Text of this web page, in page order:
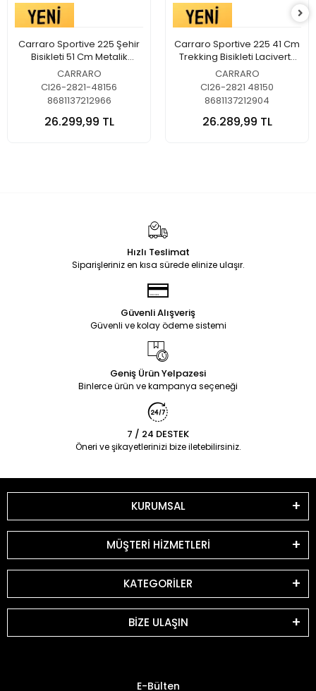
Carraro Sportive 225 Şehir
Bisikleti 51 Cm Metalik
Lacivert-Gümüş
CARRARO
CI26-2821-48156
8681137212966
26.299,99 TL
Carraro Sportive 225 41 Cm
Trekking Bisikleti Lacivert-
Gümüş
CARRARO
CI26-2821 48150
8681137212904
26.289,99 TL
Hızlı Teslimat
Siparişleriniz en kısa sürede elinize ulaşır.
Güvenli Alışveriş
Güvenli ve kolay ödeme sistemi
Geniş Ürün Yelpazesi
Binlerce ürün ve kampanya seçeneği
7 / 24 DESTEK
Öneri ve şikayetlerinizi bize iletebilirsiniz.
KURUMSAL
MÜŞTERİ HİZMETLERİ
KATEGORİLER
BİZE ULAŞIN
E-Bülten